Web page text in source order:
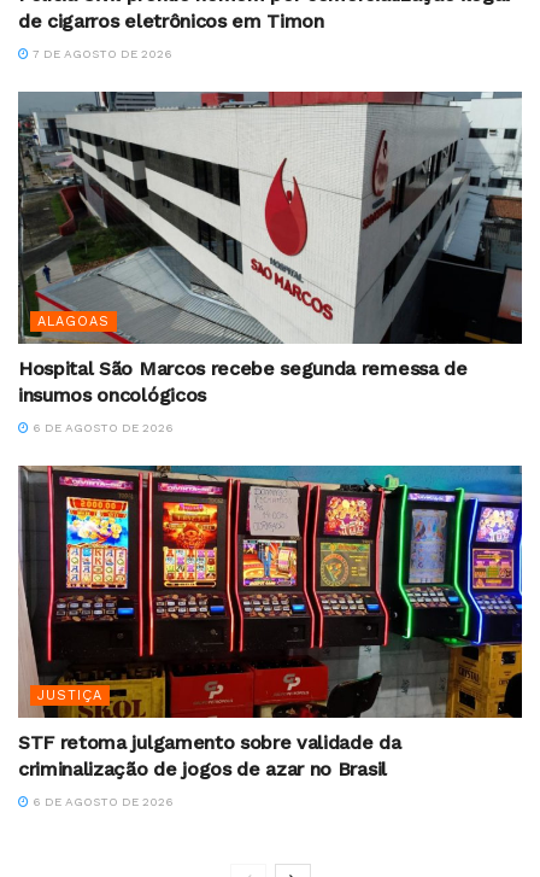
de cigarros eletrônicos em Timon
7 DE AGOSTO DE 2026
ALAGOAS
Hospital São Marcos recebe segunda remessa de
insumos oncológicos
6 DE AGOSTO DE 2026
JUSTIÇA
STF retoma julgamento sobre validade da
criminalização de jogos de azar no Brasil
6 DE AGOSTO DE 2026